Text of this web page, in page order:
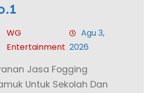
WG
Entertainment
Agu 3,
2026
Jasa Fogging
Untuk Sekolah Dan